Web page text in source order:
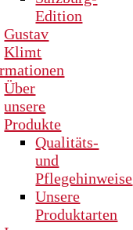
Edition
Gustav
Klimt
Über
unsere
Produkte
Qualitäts-
und
Pflegehinweise
Unsere
Produktarten